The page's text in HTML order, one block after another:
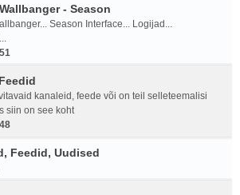
- Season
Season Interface... Logijad...
kanaleid, feede või on teil selleteemalisi
siin on see koht
Feedid, Uudised